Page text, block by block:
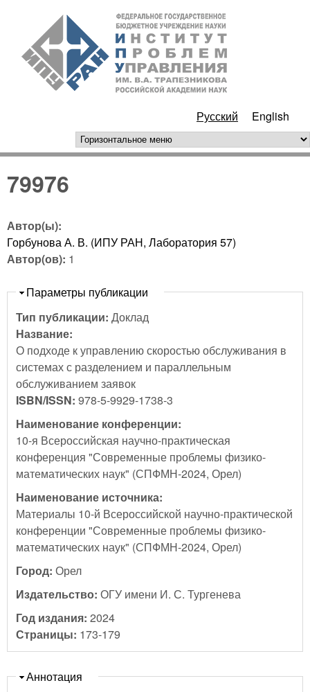
Перейти к основному
содержанию
РАН
Русский English
горизонтальное меню
79976
Автор(ы):
Горбунова А. В. (ИПУ РАН, Лаборатория 57)
Автор(ов): 1
Скрыть
Параметры публикации
Тип публикации: Доклад
Название:
О подходе к управлению скоростью обслуживания в
системах с разделением и параллельным
обслуживанием заявок
ISBN/ISSN: 978-5-9929-1738-3
Наименование конференции:
10-я Всероссийская научно-практическая
конференция "Современные проблемы физико-
математических наук" (СПФМН-2024, Орел)
Наименование источника:
Материалы 10-й Всероссийской научно-практической
конференции "Современные проблемы физико-
математических наук" (СПФМН-2024, Орел)
Город: Орел
Издательство: ОГУ имени И. С. Тургенева
Год издания: 2024
Страницы: 173-179
Скрыть
Аннотация